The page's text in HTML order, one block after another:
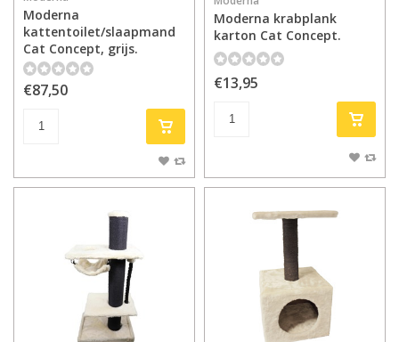
Moderna
kattentoilet/slaapmand
Cat Concept, grijs.
€87,50
Moderna krabplank
karton Cat Concept.
€13,95